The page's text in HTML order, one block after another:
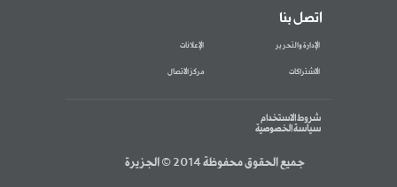
اتصل بنا
الإدارة والتحرير الإعلانات
الاشتراكات مركز الاتصال
شروط الاستخدام
سياسة الخصوصية
جميع الحقوق محفوظة 2014 © الجزيرة